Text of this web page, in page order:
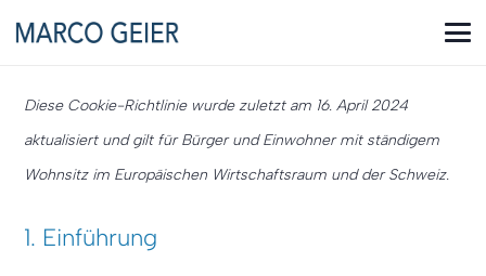
Diese Cookie-Richtlinie wurde zuletzt am 16. April 2024
aktualisiert und gilt für Bürger und Einwohner mit ständigem
Wohnsitz im Europäischen Wirtschaftsraum und der Schweiz.
1. Einführung